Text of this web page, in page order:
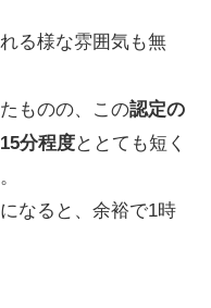
る様な雰囲気も無
ものの、この認定の
分程度ととても短く
なると、余裕で1時